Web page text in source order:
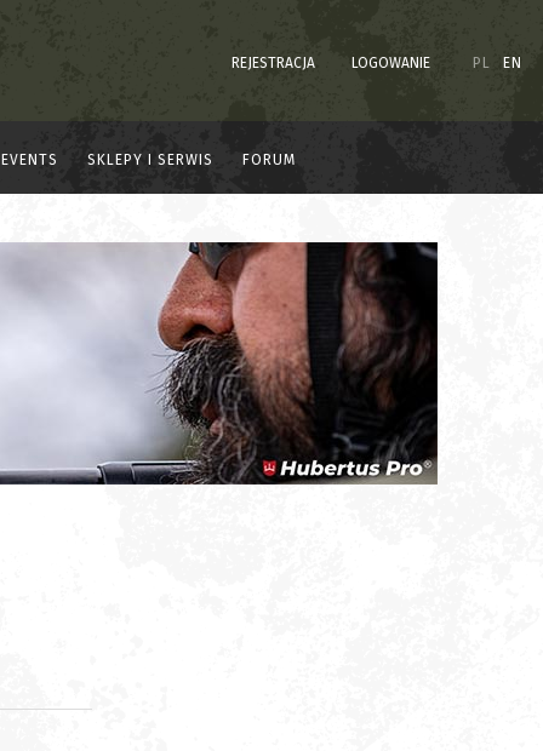
REJESTRACJA LOGOWANIE PL EN
EVENTS SKLEPY I SERWIS FORUM